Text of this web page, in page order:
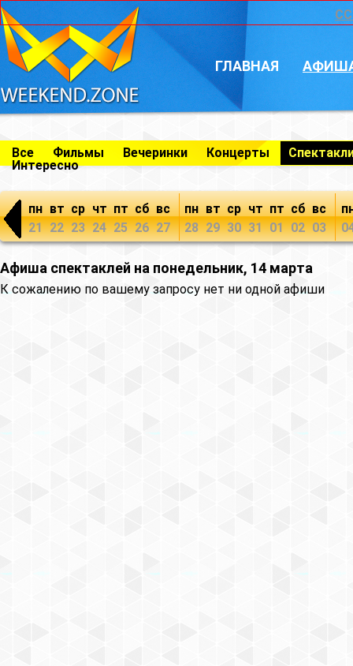
ГЛАВНАЯ
Все Фильмы Вечеринки Концерты
Интересно
пн
21
вт
22
ср
23
чт
24
пт
25
сб
26
вс
27
пн
28
вт
29
ср
30
чт
31
пт
01
сб
02
вс
03
Афиша спектаклей на понедельник, 14 марта
К сожалению по вашему запросу нет ни одной афиши